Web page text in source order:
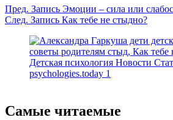
Пред. Запись Эмоции – сила или
След. Запись Как тебе не стыдно?
Самые читаемые